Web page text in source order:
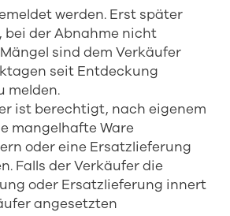
werden. Erst später
bei der Abnahme nicht
sind dem Verkäufer
seit Entdeckung
melden.
ist berechtigt, nach eigenem
mangelhafte Ware
oder eine Ersatzlieferung
Falls der Verkäufer die
oder Ersatzlieferung innert
angesetzten